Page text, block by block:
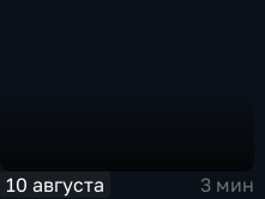
10 августа
3 мин